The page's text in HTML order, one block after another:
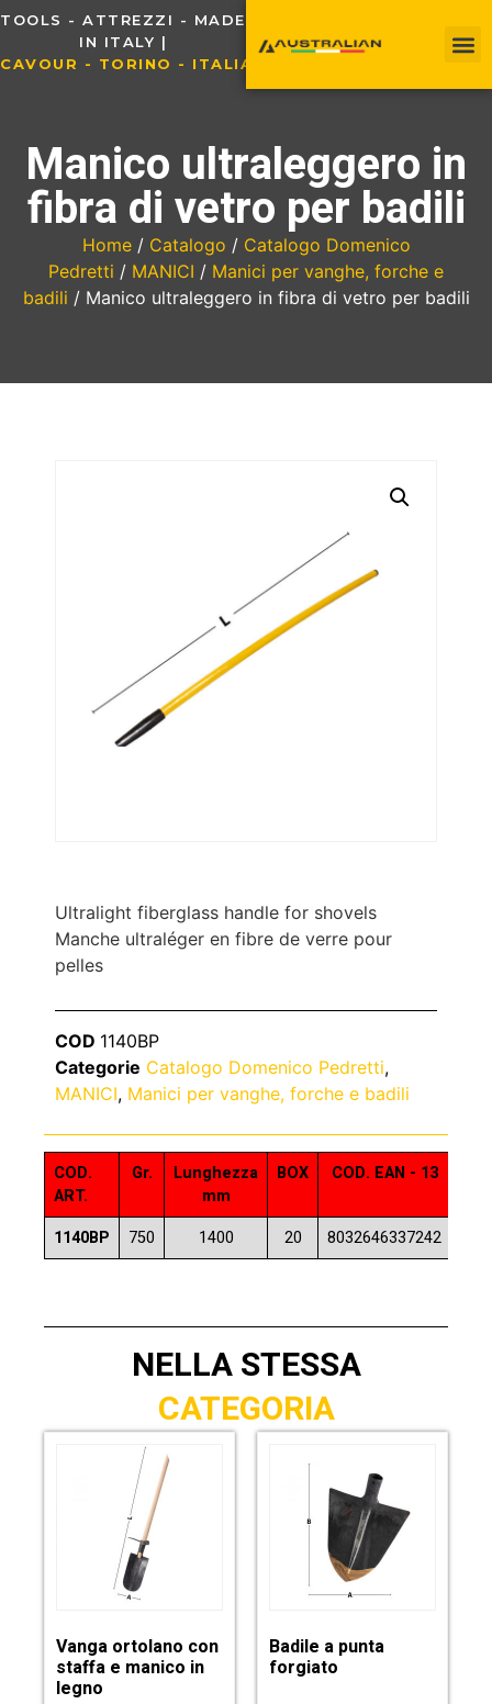
TOOLS - ATTREZZI - MADE
IN ITALY |
CAVOU R - TO RI NO - I TALIA
Manico ultraleggero in
fibra di vetro per badili
Home/ Catalogo / Catalogo Domenico
Pedretti / MANICI / Manici per vanghe, forche e
badili / Manico ultraleggero in fibra di vetro per badili
Ultralight fiberglass handle for shovels
Manche ultraléger en fibre de verre pour
pelles
COD 1140BP
Categorie Catalogo Domenico Pedretti,
MANICI, Manici per vanghe, forche e badili
COD.
ART.
Gr.
Lunghezza
mm
BOX COD. EAN - 13
1140BP 750 1400 20 8032646337242
NELLA STESSA
CATEGORIA
Vanga ortolano con
staffa e manico in
legno
Badile a punta
forgiato